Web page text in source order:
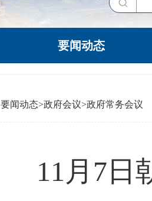
要闻动态
要闻动态>政府会议>政府常务会议
11月7日